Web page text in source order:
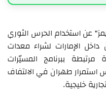
عن استخدام الحرس الثوري
الإمارات لشراء معدات
ببرنامج المسيّرات
طهران في الالتفاف
خليجية.